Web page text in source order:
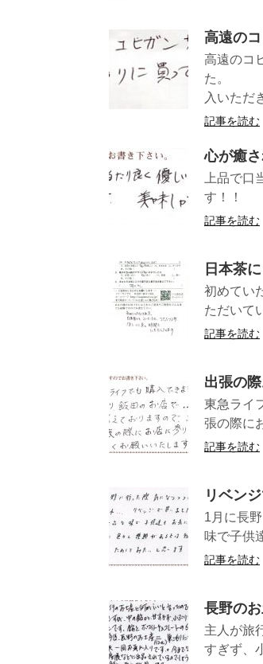
高遠の
高遠のコ
た
入いただ
記事を読む
心が癒
上品で
す
記事を読む
日本茶
初めてい
た
記事を読む
出張の
東急ライ
張の際
記事を読む
リベン
1月に長
味で子供
記事を読む
長野の
主人が旅
すぎず、